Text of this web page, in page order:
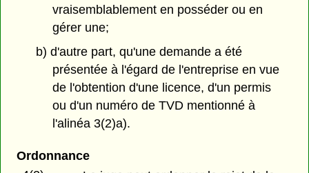
vraisemblablement en posséder ou en
gérer une;
b) d'autre part, qu'une demande a été
présentée à l'égard de l'entreprise en vue
de l'obtention d'une licence, d'un permis
ou d'un numéro de TVD mentionné à
l'alinéa 3(2)a).
Ordonnance